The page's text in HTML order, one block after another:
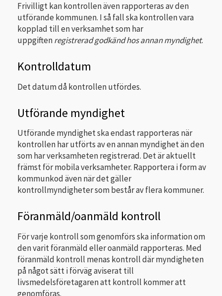
Frivilligt kan kontrollen även rapporteras av den
utförande kommunen. I så fall ska kontrollen vara
kopplad till en verksamhet som har
uppgiftenregistrerad godkänd hos annan myndighet.
Kontrolldatum
Det datum då kontrollen utfördes.
Utförande myndighet
Utförande myndighet ska endast rapporteras när
kontrollen har utförts av en annan myndighet än den
som har verksamheten registrerad. Det är aktuellt
främst för mobila verksamheter. Rapportera i form av
kommunkod även när det gäller
kontrollmyndigheter som består av flera kommuner.
Föranmäld/oanmäld kontroll
För varje kontroll som genomförs ska information om
den varit föranmäld eller oanmäld rapporteras. Med
föranmäld kontroll menas kontroll där myndigheten
på något sätt i förväg aviserat till
livsmedelsföretagaren att kontroll kommer att
genomföras.